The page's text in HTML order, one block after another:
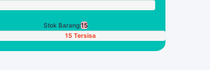
Stok Barang:15
15 Tersisa